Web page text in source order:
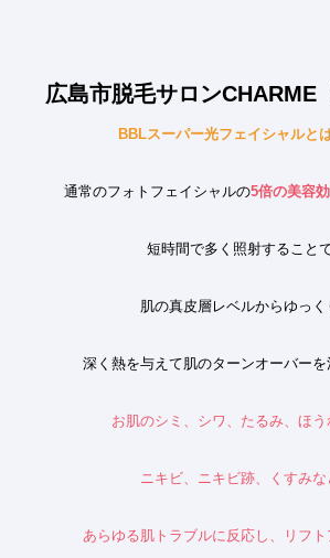
広島市脱毛サロンCHARME
BBLスーパー光フェイシャルと
通常のフォトフェイシャルの5倍の美容
短時間で多く照射することで
肌の真皮層レベルからゆっく
深く熱を与えて肌のターンオーバーを
お肌のシミ、シワ、たるみ、ほう
ニキビ、ニキビ跡、くすみな
あらゆる肌トラブルに反応し、リフト